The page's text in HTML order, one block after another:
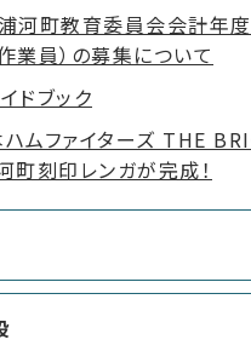
河町教育委員会会計年
業員）の募集について
ドブック
ムファイターズ THE
町刻印レンガが完成！